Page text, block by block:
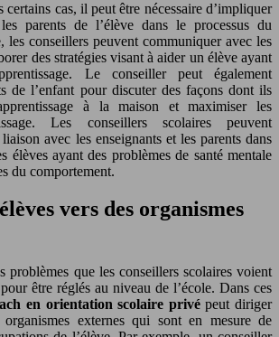
certains cas, il peut être nécessaire d’impliquer
parents de l’élève dans le processus du
les conseillers peuvent communiquer avec les
des stratégies visant à aider un élève ayant
Le conseiller peut également
de l’enfant pour discuter des façons dont ils
à la maison et maximiser les
Les conseillers scolaires peuvent
avec les enseignants et les parents dans
élèves ayant des problèmes de santé mentale
du comportement.
vers des organismes
problèmes que les conseillers scolaires voient
être réglés au niveau de l’école. Dans ces
en orientation scolaire privépeut diriger
externes qui sont en mesure de